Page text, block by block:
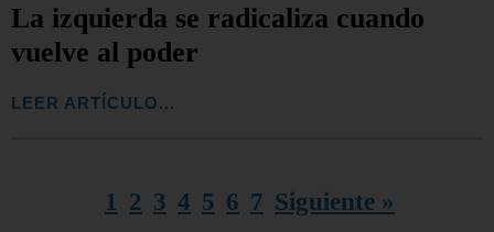
La izquierda se radicaliza cuando
vuelve al poder
LEER ARTÍCULO...
1 2 3 4 5 6 7 Siguiente »